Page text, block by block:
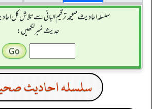
سلسله احاديث صحيحه ترقیم البانی سے تلاش کل
حدیث نمبر لکھیں:
سلسله احاديث